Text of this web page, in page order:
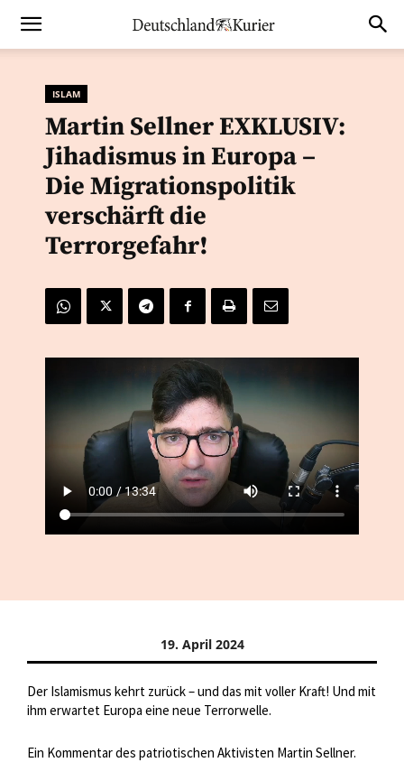
ISLAM
Martin Sellner EXKLUSIV:
Jihadismus in Europa –
Die Migrationspolitik
verschärft die
Terrorgefahr!
19. April 2024
Der Islamismus kehrt zurück – und das mit voller Kraft! Und mit
ihm erwartet Europa eine neue Terrorwelle.
Ein Kommentar des patriotischen Aktivisten Martin Sellner.